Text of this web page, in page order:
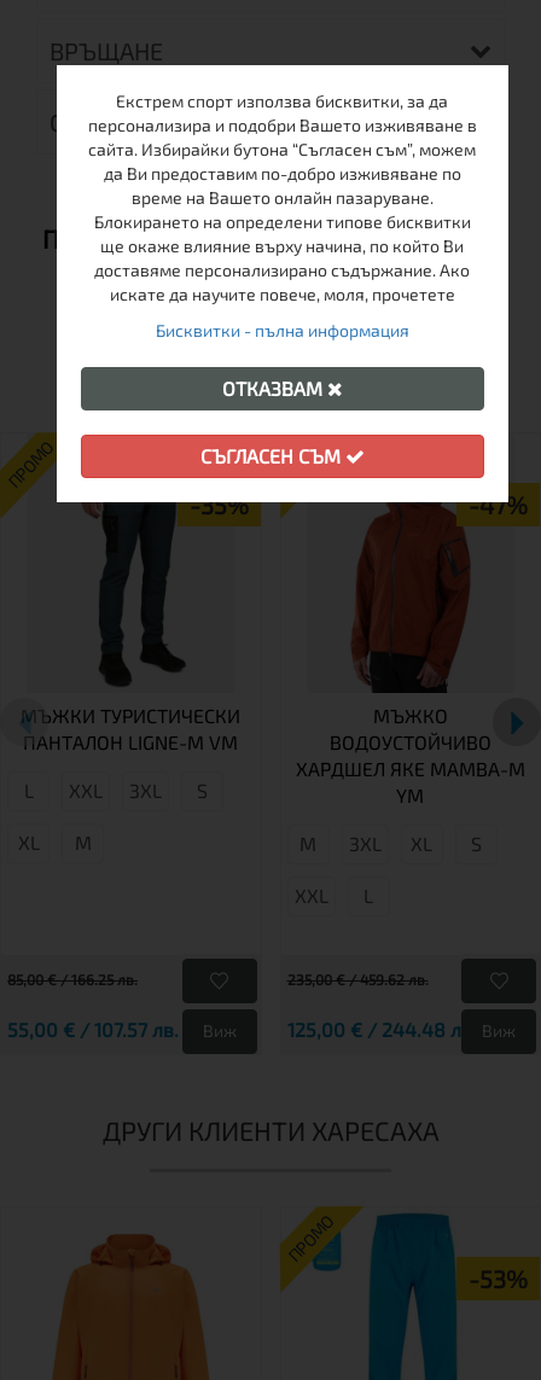
ВРЪЩАНЕ
ОТЗИВИ (0)
ПРЕПОРЪЧВАМЕ ВИ СЪЩО:
ПРОМО
-35%
МЪЖКИ ТУРИСТИЧЕСКИ
ПАНТАЛОН LIGNE-M VM
L XXL 3XL S
XL M
85,00 € / 166.25 лв.
55,00 € / 107.57 лв. Виж
ПРОМО
-47%
МЪЖКО
ВОДОУСТОЙЧИВО
ХАРДШЕЛ ЯКЕ MAMBA-M
YM
М 3XL XL S
XXL L
235,00 € / 459.62 лв.
125,00 € / 244.48 лв. Виж
ДРУГИ КЛИЕНТИ ХАРЕСАХА
ПРОМО
-53%
Екстрем спорт използва бисквитки, за да
персонализира и подобри Вашето изживяване в
сайта. Избирайки бутона “Съгласен съм”, можем
да Ви предоставим по-добро изживяване по
време на Вашето онлайн пазаруване.
Блокирането на определени типове бисквитки
ще окаже влияние върху начина, по който Ви
доставяме персонализирано съдържание. Ако
искате да научите повече, моля, прочетете
Бисквитки - пълна информация
ОТКАЗВАМ
СЪГЛАСЕН СЪМ